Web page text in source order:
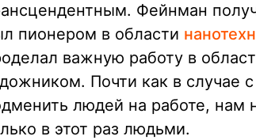
Фейнман
пионером в области
важную работу в
Почти как в
людей на работе, нам
в этот раз людьми.